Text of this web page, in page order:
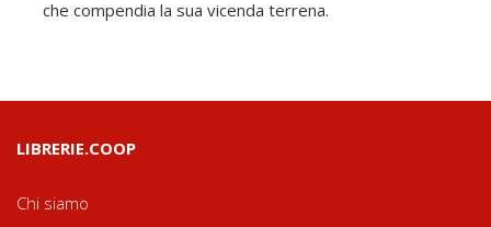
che compendia la sua vicenda terrena.
LIBRERIE.COOP
Chi siamo